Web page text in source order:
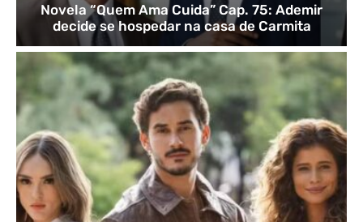
Novela “Quem Ama Cuida” Cap. 75: Ademir
decide se hospedar na casa de Carmita